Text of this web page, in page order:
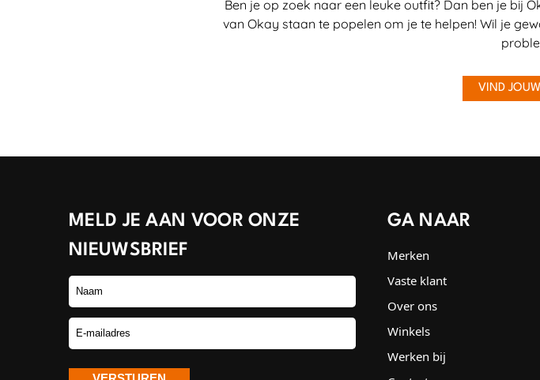
Ben je op zoek naar een leuke outfit? Dan ben je bij
van Okay staan te popelen om je te helpen! Wil je
VIND
MELD JE AAN VOOR ONZE
NIEUWSBRIEF
GA NAAR
Merken
Vaste klant
Over ons
Winkels
Werken bij